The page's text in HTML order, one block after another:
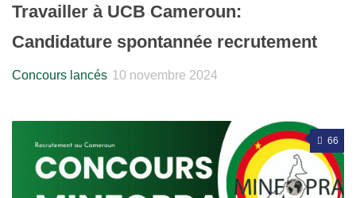
Travailler à UCB Cameroun:
Candidature spontannée recrutement
Concours lancés 10 novembre 2024
66